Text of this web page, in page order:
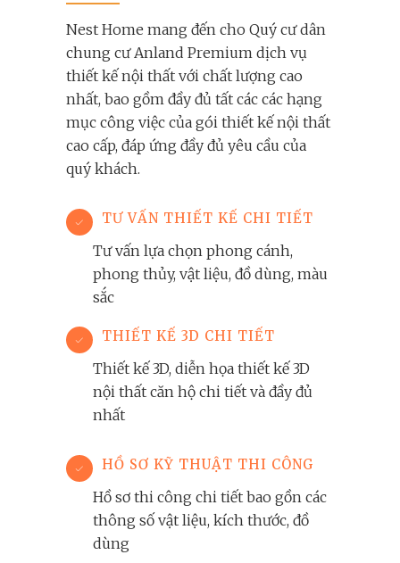
Nest Home mang đến cho Quý cư dân
chung cư Anland Premium dịch vụ
thiết kế nội thất với chất lượng cao
nhất, bao gồm đầy đủ tất các các hạng
mục công việc của gói thiết kế nội thất
cao cấp, đáp ứng đầy đủ yêu cầu của
quý khách.
TƯ VẤN THIẾT KẾ CHI TIẾT
Tư vấn lựa chọn phong cánh,
phong thủy, vật liệu, đồ dùng, màu
sắc
THIẾT KẾ 3D CHI TIẾT
Thiết kế 3D, diễn họa thiết kế 3D
nội thất căn hộ chi tiết và đầy đủ
nhất
HỒ SƠ KỸ THUẬT THI CÔNG
Hồ sơ thi công chi tiết bao gồn các
thông số vật liệu, kích thước, đồ
dùng